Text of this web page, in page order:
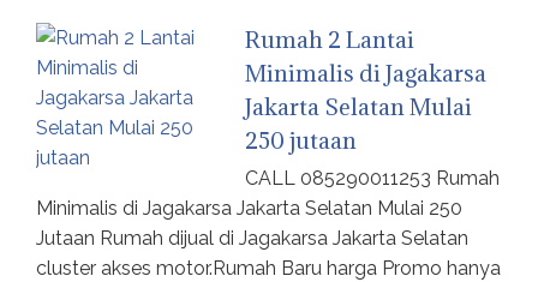
Rumah 2 Lantai
Minimalis di Jagakarsa
Jakarta Selatan Mulai
250 jutaan
CALL 085290011253 Rumah
Minimalis di Jagakarsa Jakarta Selatan Mulai 250
Jutaan Rumah dijual di Jagakarsa Jakarta Selatan
cluster akses motor.Rumah Baru harga Promo hanya